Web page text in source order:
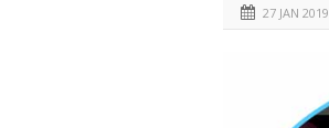
27 JAN 2019